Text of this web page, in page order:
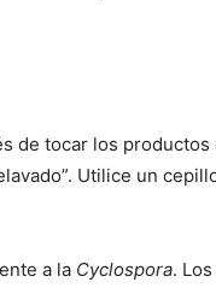
de tocar los productos
Utilice un
a la Cyclospora.